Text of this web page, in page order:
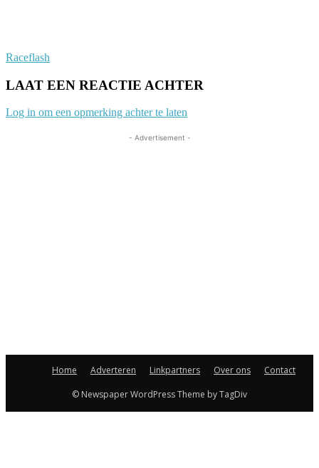
Raceflash
LAAT EEN REACTIE ACHTER
Log in om een opmerking achter te laten
- Advertisement -
Home Adverteren Linkpartners Over ons
Contact
© Newspaper WordPress Theme by TagDiv